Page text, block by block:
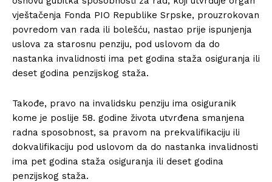
vještačenja Fonda PIO Republike Srpske, prouzrokovan
povredom van rada ili bolešću, nastao prije ispunjenja
uslova za starosnu penziju, pod uslovom da do
nastanka invalidnosti ima pet godina staža osiguranja ili
deset godina penzijskog staža.
Takođe, pravo na invalidsku penziju ima osiguranik
kome je poslije 58. godine života utvrđena smanjena
radna sposobnost, sa pravom na prekvalifikaciju ili
dokvalifikaciju pod uslovom da do nastanka invalidnosti
ima pet godina staža osiguranja ili deset godina
penzijskog staža.